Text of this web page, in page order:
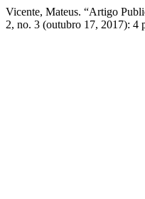
Vicente, Mateus. “Artigo
2, no. 3 (outubro 17, 2017): 4